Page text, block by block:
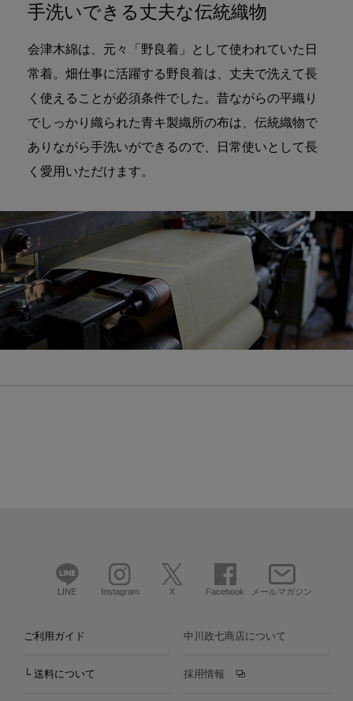
手洗いできる丈夫な伝統織物
会津木綿は、元々「野良着」として使われていた日
常着。畑仕事に活躍する野良着は、丈夫で洗えて長
く使えることが必須条件でした。昔ながらの平織り
でしっかり織られた青キ製織所の布は、伝統織物で
ありながら手洗いができるので、日常使いとして長
く愛用いただけます。
LINE Instagram X Facebook メールマガジン
ご利用ガイド
└ 送料について
中川政七商店について
採用情報